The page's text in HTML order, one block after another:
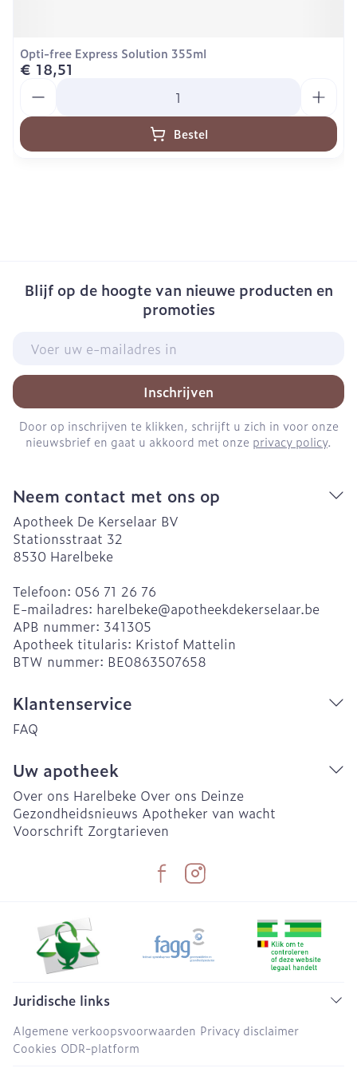
Opti-free Express Solution 355ml
€ 18,51
Bestel
Blijf op de hoogte van nieuwe producten en
promoties
Inschrijven
Door op inschrijven te klikken, schrijft u zich in voor onze
nieuwsbrief en gaat u akkoord met onze privacy policy.
Neem contact met ons op
Apotheek De Kerselaar BV
Stationsstraat 32
8530 Harelbeke
Telefoon: 056 71 26 76
E-mailadres: harelbeke@apotheekdekerselaar.be
APB nummer: 341305
Apotheek titularis: Kristof Mattelin
BTW nummer: BE0863507658
Klantenservice
FAQ
Uw apotheek
Over ons Harelbeke Over ons Deinze
Gezondheidsnieuws Apotheker van wacht
Voorschrift Zorgtarieven
Juridische links
Algemene verkoopsvoorwaarden Privacy disclaimer
Cookies ODR-platform